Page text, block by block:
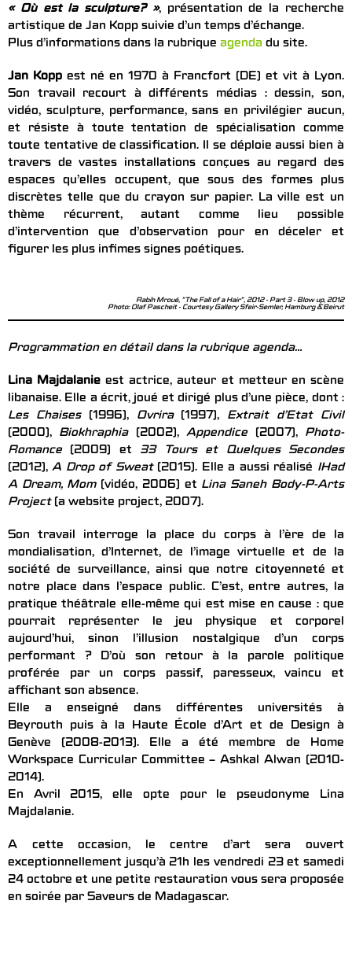
« Où est la sculpture? », présentation de la recherche
artistique de Jan Kopp suivie d’un temps d’échange.
Plus d’informations dans la rubrique agenda du site.
Jan Kopp est né en 1970 à Francfort (DE) et vit à Lyon.
Son travail recourt à différents médias : dessin, son,
vidéo, sculpture, performance, sans en privilégier aucun,
et résiste à toute tentation de spécialisation comme
toute tentative de classification. Il se déploie aussi bien à
travers de vastes installations conçues au regard des
espaces qu’elles occupent, que sous des formes plus
discrètes telle que du crayon sur papier. La ville est un
thème récurrent, autant comme lieu possible
d’intervention que d’observation pour en déceler et
figurer les plus infimes signes poétiques.
Rabih Mroué, "The Fall of a Hair", 2012 - Part 3 - Blow up, 2012
Photo: Olaf Pascheit - Courtesy Gallery Sfeir-Semler, Hamburg & Beirut
Programmation en détail dans la rubrique agenda…
Lina Majdalanie est actrice, auteur et metteur en scène
libanaise. Elle a écrit, joué et dirigé plus d’une pièce, dont :
Les Chaises(1996), Ovrira(1997), Extrait d’Etat Civil
(2000), Biokhraphia(2002),Appendice(2007), Photo-
Romance(2009) et 33 Tours et Quelques Secondes
(2012),A Drop of Sweat(2015). Elle a aussi réalisé IHad
A Dream, Mom(vidéo, 2006) et Lina Saneh Body-P-Arts
Project(a website project, 2007).
Son travail interroge la place du corps à l’ère de la
mondialisation, d’Internet, de l’image virtuelle et de la
société de surveillance, ainsi que notre citoyenneté et
notre place dans l’espace public. C’est, entre autres, la
pratique théâtrale elle-même qui est mise en cause : que
pourrait représenter le jeu physique et corporel
aujourd’hui, sinon l’illusion nostalgique d’un corps
performant ? D’où son retour à la parole politique
proférée par un corps passif, paresseux, vaincu et
affichant son absence.
Elle a enseigné dans différentes universités à
Beyrouth puis à la Haute École d’Art et de Design à
Genève (2008-2013). Elle a été membre de Home
Workspace Curricular Committee – Ashkal Alwan (2010-
2014).
En Avril 2015, elle opte pour le pseudonyme Lina
Majdalanie.
A cette occasion, le centre d’art sera ouvert
exceptionnellement jusqu’à 21h les vendredi 23 et samedi
24 octobre et une petite restauration vous sera proposée
en soirée par Saveurs de Madagascar.